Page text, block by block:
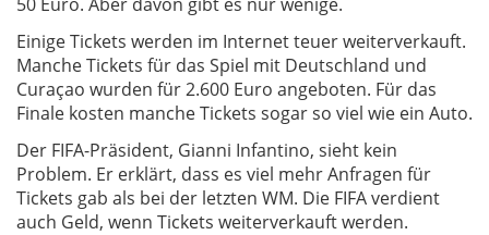
Einige Tickets werden im Internet teuer weiterverkauft.
Manche Tickets für das Spiel mit Deutschland und
Curaçao wurden für 2.600 Euro angeboten. Für das
Finale kosten manche Tickets sogar so viel wie ein Auto.
Der FIFA-Präsident, Gianni Infantino, sieht kein
Problem. Er erklärt, dass es viel mehr Anfragen für
Tickets gab als bei der letzten WM. Die FIFA verdient
auch Geld, wenn Tickets weiterverkauft werden.